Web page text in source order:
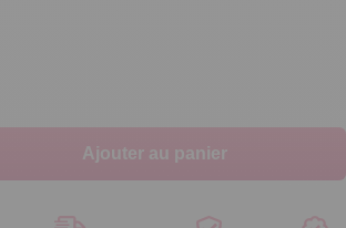
Ajouter au panier